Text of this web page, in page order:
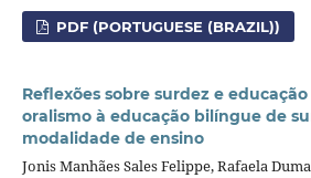
PDF (PORTUGUESE (BRAZIL))
Reflexões sobre surdez e
oralismo à educação bilíngue de
modalidade de ensino
Jonis Manhães Sales Felippe, Rafaela